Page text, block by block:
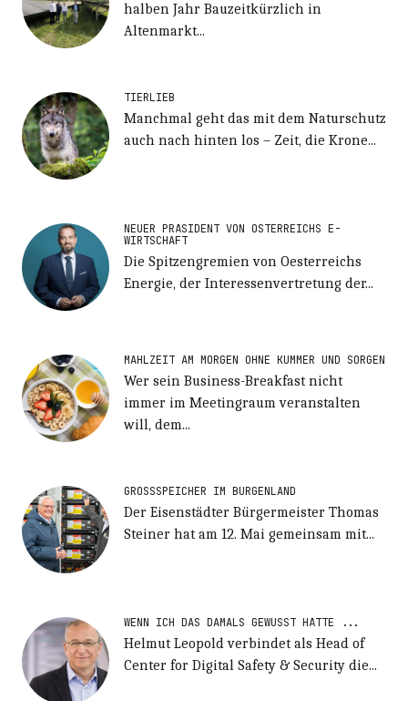
halben Jahr Bauzeitkürzlich in
Altenmarkt...
TIERLIEB
Manchmal geht das mit dem Naturschutz
auch nach hinten los – Zeit, die Krone...
NEUER PRÄSIDENT VON ÖSTERREICHS E-
WIRTSCHAFT
Die Spitzengremien von Oesterreichs
Energie, der Interessenvertretung der...
MAHLZEIT AM MORGEN OHNE KUMMER UND SORGEN
Wer sein Business-Breakfast nicht
immer im Meetingraum veranstalten
will, dem...
GROSSSPEICHER IM BURGENLAND
Der Eisenstädter Bürgermeister Thomas
Steiner hat am 12. Mai gemeinsam mit...
WENN ICH DAS DAMALS GEWUSST HÄTTE ...
Helmut Leopold verbindet als Head of
Center for Digital Safety & Security die...